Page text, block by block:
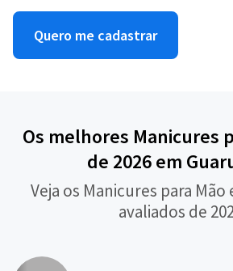
Quero me cadastrar
Os melhores Manicures
de 2026 em
Veja os Manicures para Mão
avaliados de